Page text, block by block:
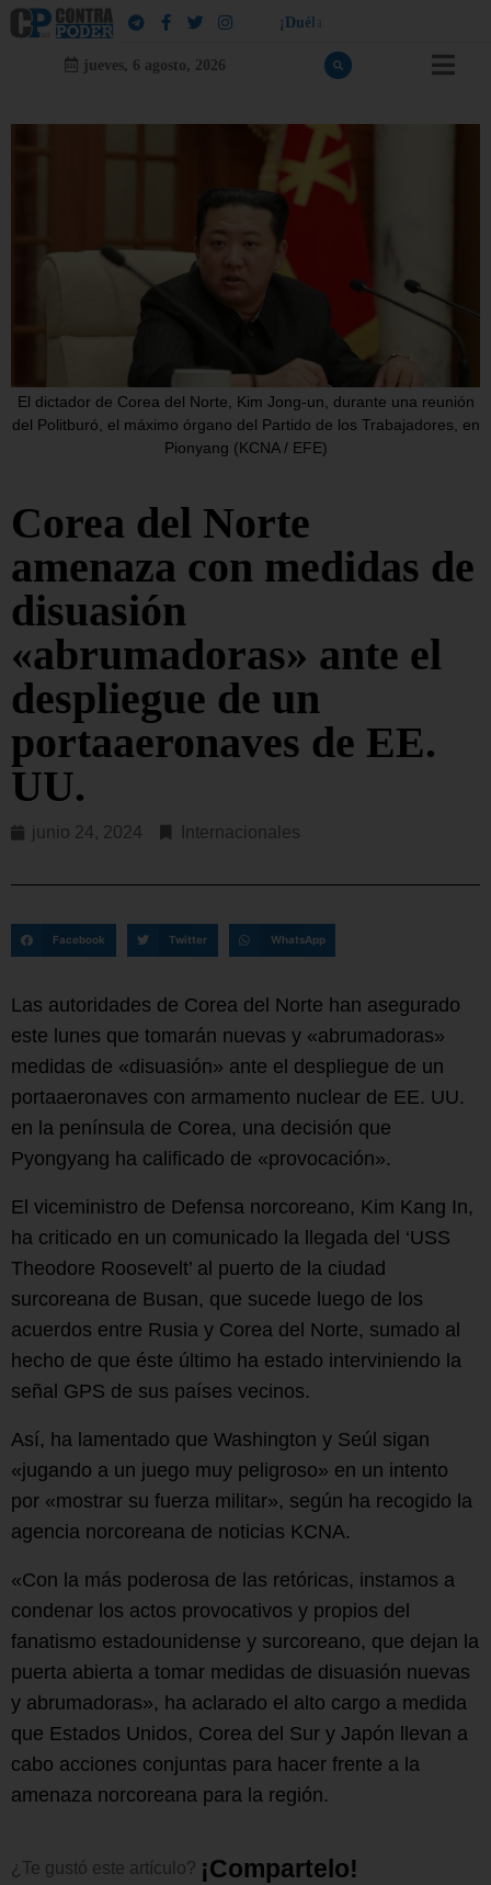
¡ Dué a
jueves, 6 agosto, 2026
El dictador de Corea del Norte, Kim Jong-un, durante una reunión
del Politburó, el máximo órgano del Partido de los Trabajadores, en
Pionyang (KCNA / EFE)
Corea del Norte
amenaza con medidas de
disuasión
«abrumadoras» ante el
despliegue de un
portaaeronaves de EE.
UU.
junio 24, 2024 Internacionales
Facebook Twitter WhatsApp
Las autoridades de Corea del Norte han asegurado
este lunes que tomarán nuevas y «abrumadoras»
medidas de «disuasión» ante el despliegue de un
portaaeronaves con armamento nuclear de EE. UU.
en la península de Corea, una decisión que
Pyongyang ha calificado de «provocación».
El viceministro de Defensa norcoreano, Kim Kang In,
ha criticado en un comunicado la llegada del ‘USS
Theodore Roosevelt’ al puerto de la ciudad
surcoreana de Busan, que sucede luego de los
acuerdos entre Rusia y Corea del Norte, sumado al
hecho de que éste último ha estado interviniendo la
señal GPS de sus países vecinos.
Así, ha lamentado que Washington y Seúl sigan
«jugando a un juego muy peligroso» en un intento
por «mostrar su fuerza militar», según ha recogido la
agencia norcoreana de noticias KCNA.
«Con la más poderosa de las retóricas, instamos a
condenar los actos provocativos y propios del
fanatismo estadounidense y surcoreano, que dejan la
puerta abierta a tomar medidas de disuasión nuevas
y abrumadoras», ha aclarado el alto cargo a medida
que Estados Unidos, Corea del Sur y Japón llevan a
cabo acciones conjuntas para hacer frente a la
amenaza norcoreana para la región.
¿Te gustó este artículo? ¡Compartelo!